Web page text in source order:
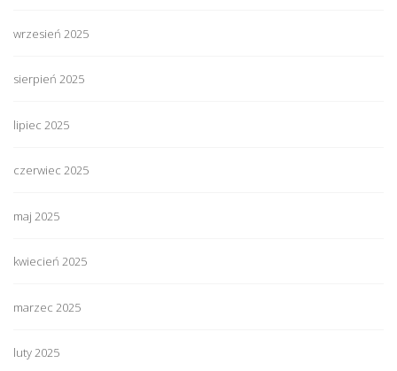
wrzesień 2025
sierpień 2025
lipiec 2025
czerwiec 2025
maj 2025
kwiecień 2025
marzec 2025
luty 2025